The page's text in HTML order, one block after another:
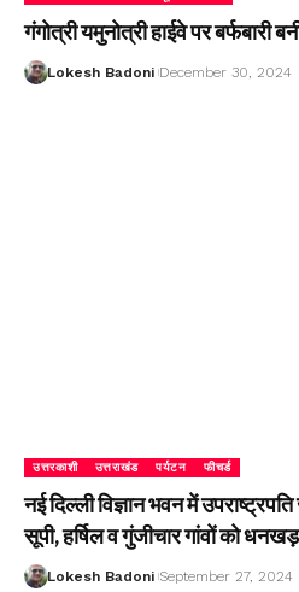
गंगोत्री यमुनोत्री हाईवे पर बर्फबारी
Lokesh Badoni December 30, 2024
उत्तरकाशी उत्तराखंड पर्यटन फीचर्ड
नई दिल्ली विज्ञान भवन में
सूपी, हर्षिल व गुंजीचार गांवों को
Lokesh Badoni September 27, 2024